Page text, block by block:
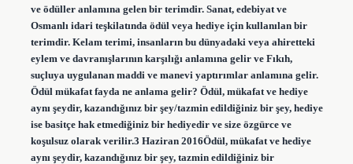
ve ödüller anlamına gelen bir terimdir. Sanat, edebiyat ve
Osmanlı idari teşkilatında ödül veya hediye için kullanılan bir
terimdir. Kelam terimi, insanların bu dünyadaki veya ahiretteki
eylem ve davranışlarının karşılığı anlamına gelir ve Fıkıh,
suçluya uygulanan maddi ve manevi yaptırımlar anlamına gelir.
Ödül mükafat fayda ne anlama gelir? Ödül, mükafat ve hediye
aynı şeydir, kazandığınız bir şey/tazmin edildiğiniz bir şey, hediye
ise basitçe hak etmediğiniz bir hediyedir ve size özgürce ve
koşulsuz olarak verilir.3 Haziran 2016Ödül, mükafat ve hediye
aynı şeydir, kazandığınız bir şey, tazmin edildiğiniz bir